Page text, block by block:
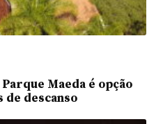
Maeda é opção
descanso